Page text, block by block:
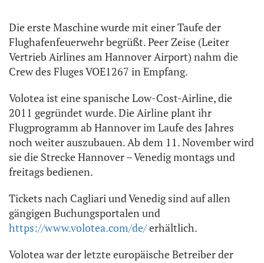
Die erste Maschine wurde mit einer Taufe der
Flughafenfeuerwehr begrüßt. Peer Zeise (Leiter
Vertrieb Airlines am Hannover Airport) nahm die
Crew des Fluges VOE1267 in Empfang.
Volotea ist eine spanische Low-Cost-Airline, die
2011 gegründet wurde. Die Airline plant ihr
Flugprogramm ab Hannover im Laufe des Jahres
noch weiter auszubauen. Ab dem 11. November wird
sie die Strecke Hannover – Venedig montags und
freitags bedienen.
Tickets nach Cagliari und Venedig sind auf allen
gängigen Buchungsportalen und
https://www.volotea.com/de/erhältlich.
Volotea war der letzte europäische Betreiber der